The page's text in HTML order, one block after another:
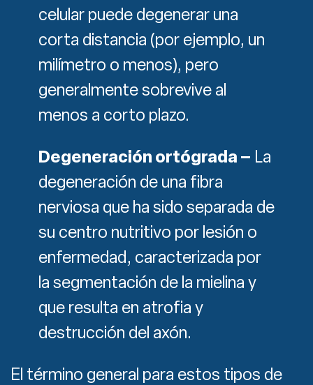
celular puede degenerar una
corta distancia (por ejemplo, un
milímetro o menos), pero
generalmente sobrevive al
menos a corto plazo.
Degeneración ortógrada – La
degeneración de una fibra
nerviosa que ha sido separada de
su centro nutritivo por lesión o
enfermedad, caracterizada por
la segmentación de la mielina y
que resulta en atrofia y
destrucción del axón.
El término general para estos tipos de